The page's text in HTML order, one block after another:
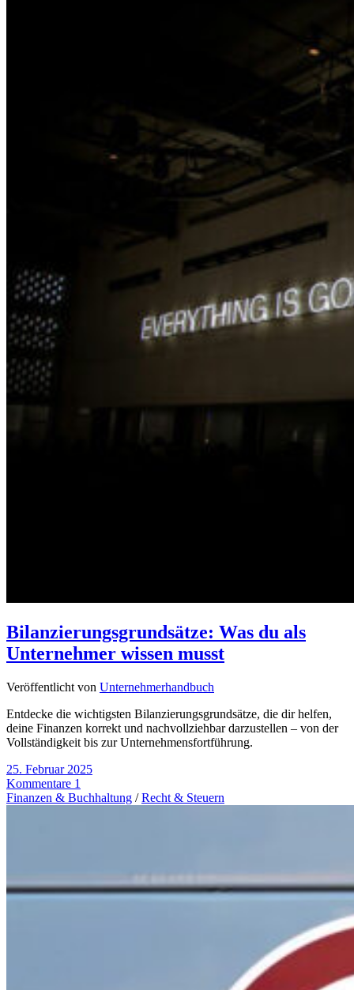
Bilanzierungsgrundsätze: Was du als
Unternehmer wissen musst
Veröffentlicht von Unternehmerhandbuch
Entdecke die wichtigsten Bilanzierungsgrundsätze, die dir helfen,
deine Finanzen korrekt und nachvollziehbar darzustellen – von der
Vollständigkeit bis zur Unternehmensfortführung.
25. Februar 2025
Kommentare 1
Finanzen & Buchhaltung /Recht & Steuern